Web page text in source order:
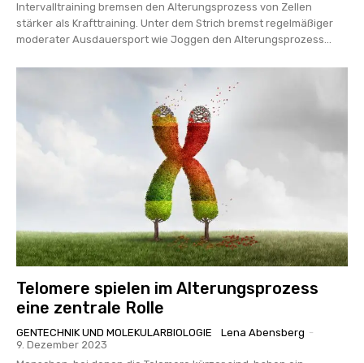
Intervalltraining bremsen den Alterungsprozess von Zellen
stärker als Krafttraining. Unter dem Strich bremst regelmäßiger
moderater Ausdauersport wie Joggen den Alterungsprozess...
Telomere spielen im Alterungsprozess
eine zentrale Rolle
GENTECHNIK UND MOLEKULARBIOLOGIE Lena Abensberg -
9. Dezember 2023